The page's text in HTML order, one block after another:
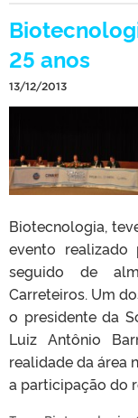
25 anos
13/12/2013
Biotecnologia,
evento realizado
seguido de
Carreteiros. Um
o presidente da
Luiz Antônio
realidade da área
a participação do